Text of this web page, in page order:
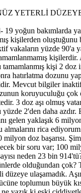
YETERLİ
19 yoğun bakımlarda
kişilerden
vakaların yüzde 90'a
kişilerdir.
tamamlanmış kişi 2
hatırlatma dozunu
Mevcut bilgiler
koruyuculuğu çok
3 doz aşı olmuş
yüzde 2'den daha
gelen yaklaşık 6
almalarını rica
doz başarısı.
bir soru var; 100
neden 23 bin
olduğundan çok?
düzeye ulaşamadık.
toplumun büyük